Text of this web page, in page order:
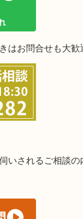
はお問合せも大歓
されるご相談の